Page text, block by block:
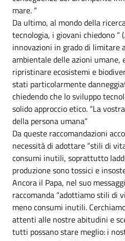
mare. “
Da ultimo, al mondo della
tecnologia, i giovani chiedono
innovazioni in grado di limitare
ambientale delle azioni umane,
ripristinare ecosistemi e
stati particolarmente
chiedendo che lo sviluppo
solido approccio etico. “La
della persona umana”
Da queste raccomandazioni
necessità di adottare “stili di
consumi inutili, soprattutto
produzione sono tossici e
Ancora il Papa, nel suo
raccomanda “adottiamo stili di
meno consumi inutili.
attenti alle nostre abitudini e
tutti possano stare meglio: i